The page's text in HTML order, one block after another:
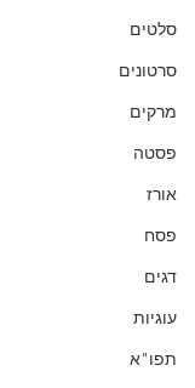
סלטים
סרטונים
מרקים
פסטה
אורז
פסח
דגים
עוגיות
תפו"א